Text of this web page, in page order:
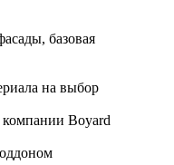
базовая
на выбор
Boyard